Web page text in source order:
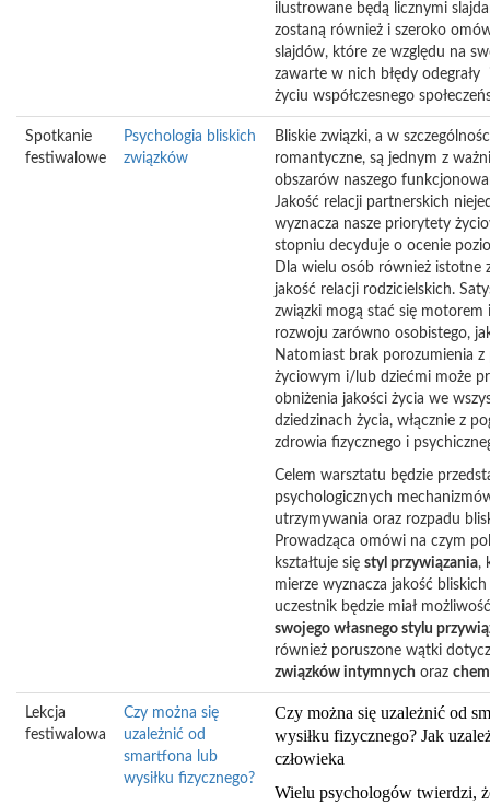
ilustrowane będą licznymi
zostaną również i szeroko
slajdów, które ze względu na
zawarte w nich błędy
życiu współczesnego
Spotkanie
festiwalowe
Psychologia bliskich
związków
Bliskie związki, a w
romantyczne, są jednym z
obszarów naszego
Jakość relacji partnerskich
wyznacza nasze priorytety
stopniu decyduje o ocenie
Dla wielu osób również istotne
jakość relacji rodzicielskich.
związki mogą stać się motorem
rozwoju zarówno osobistego,
Natomiast brak porozumienia z
życiowym i/lub dziećmi może
obniżenia jakości życia we
dziedzinach życia, włącznie z
zdrowia fizycznego i
Celem warsztatu będzie
psychologicznych
utrzymywania oraz rozpadu
Prowadząca omówi na czym
kształtuje się styl przywiązania,
mierze wyznacza jakość
uczestnik będzie miał
swojego własnego stylu
również poruszone wątki
związków intymnych oraz
Lekcja
festiwalowa
Czy można się
uzależnić od
smartfona lub
wysiłku fizycznego?
Czy można się uzależnić od
wysiłku fizycznego? Jak
człowieka
Wielu psychologów twierdzi,